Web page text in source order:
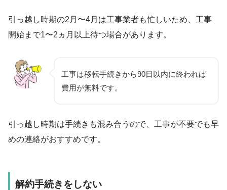
引っ越し時期の2月〜4月は工事業者も忙しいため、工事
開始まで1〜2ヵ月以上待つ場合があります。
工事は移転手続きから90日以内に終われば
費用が無料です。
引っ越し時期は手続きも混み合うので、工事が不要でも早
めの連絡がおすすめです。
解約手続きをしない